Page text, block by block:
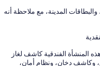
المدينة، مع ملاحظة أنه
المنشأة الفندقية كاشف لغاز
وكاشف دخان، ونظام أمان،